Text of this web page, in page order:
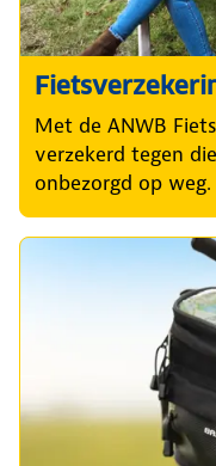
Met de ANWB
verzekerd tegen
onbezorgd op weg.